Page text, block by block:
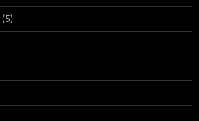
(5)